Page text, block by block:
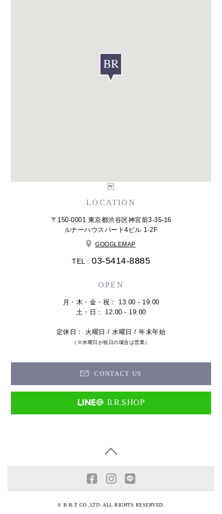
LOCATION
〒150-0001 東京都渋谷区神宮前3-35-16
ルナーハウスパート4ビル 1-2F
GOOGLEMAP
TEL : 03-5414-8885
OPEN
月・木・金・祝： 13:00 - 19:00
土・日： 12:00 - 19:00
定休日： 火曜日 / 水曜日 / 年末年始
（※水曜日が祝日の場合は営業）
CONTACT US
© B.R.T CO.,LTD. ALL RIGHTS RESERVED.